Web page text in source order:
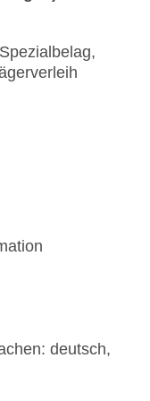
deutsch,